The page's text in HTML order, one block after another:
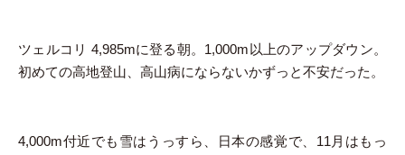
ツェルコリ 4,985mに登る朝。1,000m以上のアップダウン。
初めての高地登山、高山病にならないかずっと不安だった。
4,000m付近でも雪はうっすら、日本の感覚で、11月はもっ